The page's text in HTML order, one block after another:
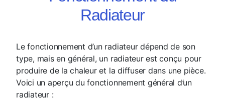
Radiateur
Le fonctionnement d’un radiateur dépend de son
type, mais en général, un radiateur est conçu pour
produire de la chaleur et la diffuser dans une pièce.
Voici un aperçu du fonctionnement général d’un
radiateur :